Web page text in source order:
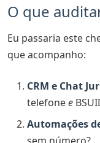
O que
Eu passaria este
que acompanho:
CRM e Chat
telefonee
Automações